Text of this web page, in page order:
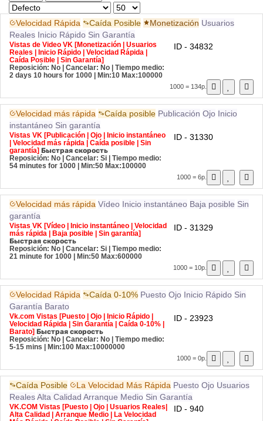
Velocidad Rápida Caída Posible Monetización Usuarios
Reales Inicio Rápido Sin Garantía
Vistas de Video VK [Monetización | Usuarios
Reales | Inicio Rápido | Velocidad Rápida |
Caída Posible | Sin Garantía]
Reposición: No | Cancelar: No | Tiempo medio:
2 days 10 hours for 1000
| Min:10 Max:100000
ID - 34832
1000 = 134р.
Velocidad más rápida Caída posible Publicación Ojo Inicio
instantáneo Sin garantía
Vistas VK [Publicación | Ojo | Inicio instantáneo
| Velocidad más rápida | Caída posible | Sin
garantía] Быстрая скорость
Reposición: No | Cancelar: Si | Tiempo medio:
54 minutes for 1000
| Min:50 Max:100000
ID - 31330
1000 = 6р.
Velocidad más rápida Vídeo Inicio instantáneo Baja posible Sin
garantía
Vistas VK [Vídeo | Inicio instantáneo | Velocidad
más rápida | Baja posible | Sin garantía]
Быстрая скорость
Reposición: No | Cancelar: Si | Tiempo medio:
21 minute for 1000
| Min:50 Max:600000
ID - 31329
1000 = 10р.
Velocidad Rápida Caída 0-10% Puesto Ojo Inicio Rápido Sin
Garantía Barato
Vk.com Vistas [Puesto | Ojo | Inicio Rápido |
Velocidad Rápida | Sin Garantía | Caída 0-10% |
Barato] Быстрая скорость
Reposición: No | Cancelar: No | Tiempo medio:
5-15 mins
| Min:100 Max:10000000
ID - 23923
1000 = 0р.
Caída Posible La Velocidad Más Rápida Puesto Ojo Usuarios
RealesAlta Calidad Arranque Medio Sin Garantía
VK.COM Vistas [Puesto | Ojo | Usuarios Reales|
Alta Calidad | Arranque Medio | La Velocidad
ID - 940